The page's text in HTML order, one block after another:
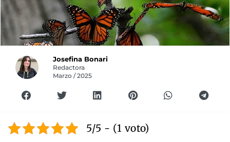
Josefina Bonari
Redactora
Marzo / 2025
5/5 - (1 voto)